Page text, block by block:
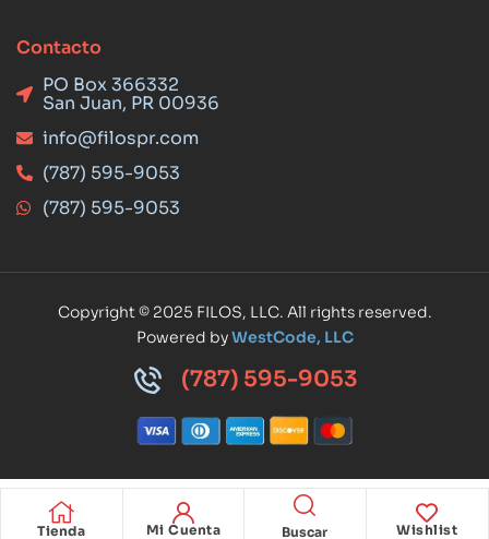
Tienda Mi Cuenta Wishlist
Contacto
PO Box 366332
San Juan, PR 00936
info@filospr.com
(787) 595-9053
(787) 595-9053
Copyright © 2025 FILOS, LLC. All rights reserved.
Powered byWestCode, LLC
(787) 595-9053